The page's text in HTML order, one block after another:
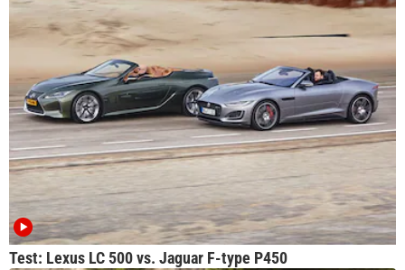
Test: Lexus LC 500 vs. Jaguar F-type P450